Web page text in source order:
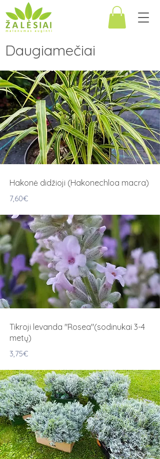
Daugiamečiai
Hakonė didžioji (Hakonechloa macra)
7,60€
Tikroji levanda "Rosea"(sodinukai 3-4
metų)
3,75€